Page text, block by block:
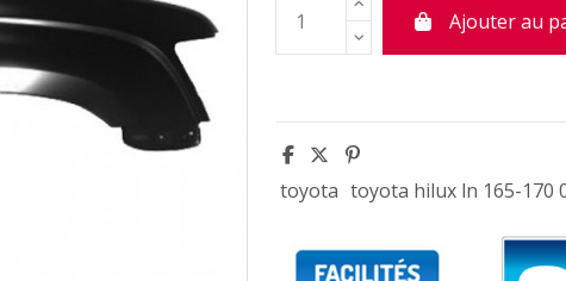
Ajouter au
toyota toyota hilux ln 165-170